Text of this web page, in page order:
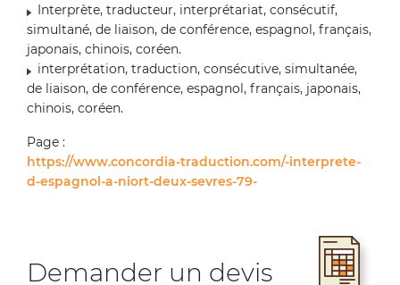
Interprète, traducteur, interprétariat, consécutif,
simultané, de liaison, de conférence, espagnol, français,
japonais, chinois, coréen.
interprétation, traduction, consécutive, simultanée,
de liaison, de conférence, espagnol, français, japonais,
chinois, coréen.
Page :
https://www.concordia-traduction.com/-interprete-
d-espagnol-a-niort-deux-sevres-79-
Demander un devis